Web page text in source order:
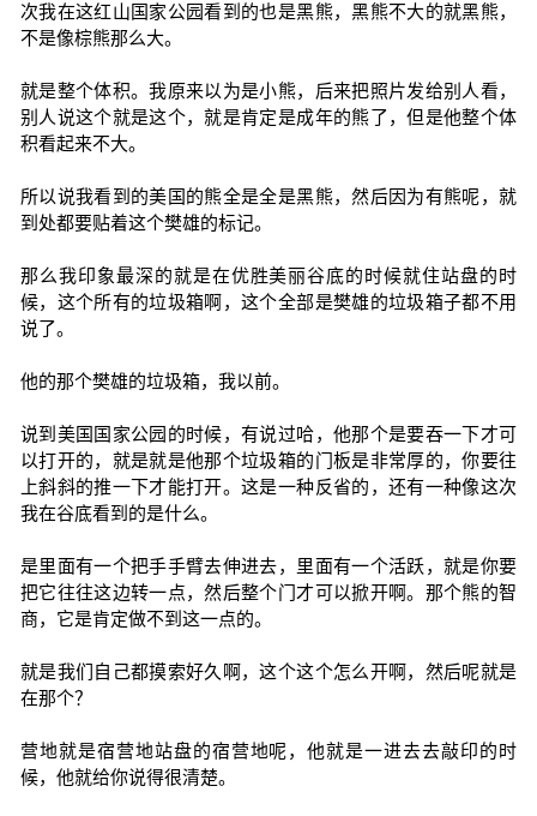
次我在这红山国家公园看到的也是黑熊，黑熊不大的就黑熊，
不是像棕熊那么大。
就是整个体积。我原来以为是小熊，后来把照片发给别人看，
别人说这个就是这个，就是肯定是成年的熊了，但是他整个体
积看起来不大。
所以说我看到的美国的熊全是全是黑熊，然后因为有熊呢，就
到处都要贴着这个樊雄的标记。
那么我印象最深的就是在优胜美丽谷底的时候就住站盘的时
候，这个所有的垃圾箱啊，这个全部是樊雄的垃圾箱子都不用
说了。
他的那个樊雄的垃圾箱，我以前。
说到美国国家公园的时候，有说过哈，他那个是要吞一下才可
以打开的，就是就是他那个垃圾箱的门板是非常厚的，你要往
上斜斜的推一下才能打开。这是一种反省的，还有一种像这次
我在谷底看到的是什么。
是里面有一个把手手臂去伸进去，里面有一个活跃，就是你要
把它往往这边转一点，然后整个门才可以掀开啊。那个熊的智
商，它是肯定做不到这一点的。
就是我们自己都摸索好久啊，这个这个怎么开啊，然后呢就是
在那个？
营地就是宿营地站盘的宿营地呢，他就是一进去去敲印的时
候，他就给你说得很清楚。